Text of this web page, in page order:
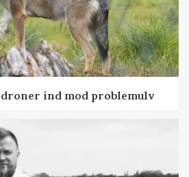
ind mod problemulv